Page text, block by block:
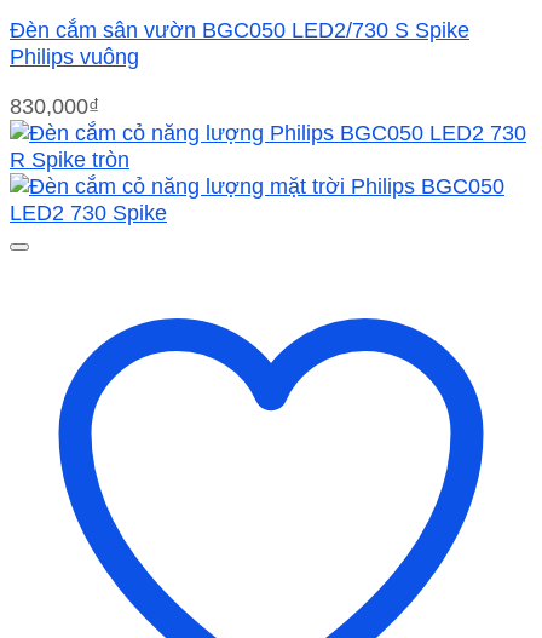
Đèn cắm sân vườn BGC050 LED2/730 S Spike
Philips vuông
830,000₫